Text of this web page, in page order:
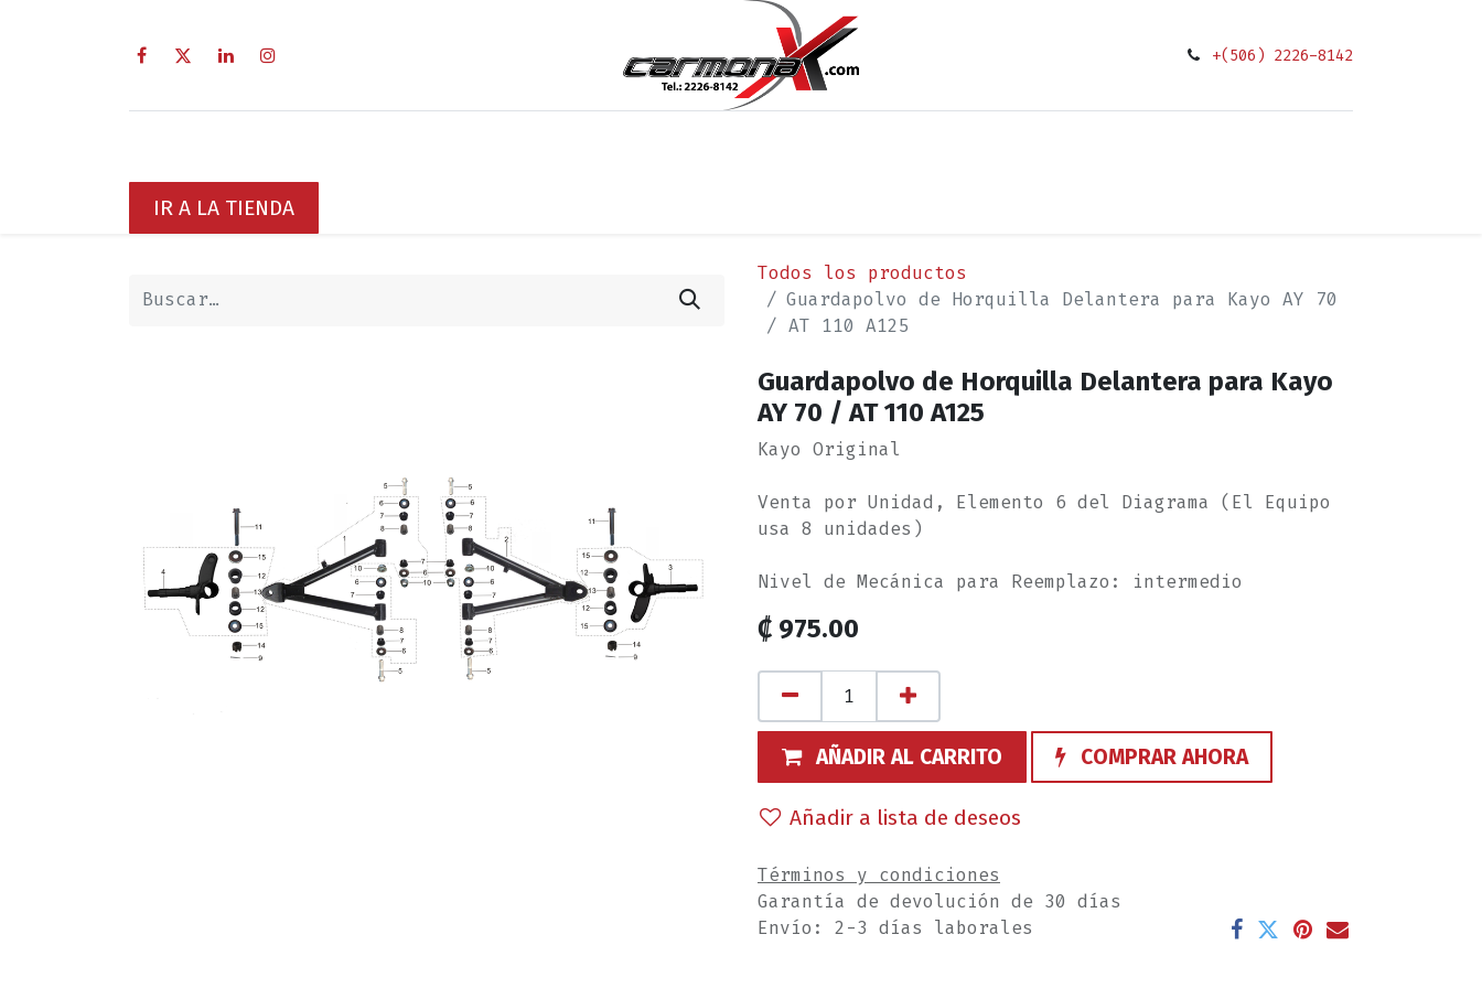
+(506) 2226-8142
IR A LA TIENDA
Todos los productos
Guardapolvo de Horquilla Delantera para Kayo AY 70
/ AT 110 A125
Guardapolvo de Horquilla Delantera para Kayo
AY 70 / AT 110 A125
Kayo Original
Venta por Unidad, Elemento 6 del Diagrama (El Equipo
usa 8 unidades)
Nivel de Mecánica para Reemplazo: intermedio
₡ 975.00
AÑADIR AL CARRITO COMPRAR AHORA
Añadir a lista de deseos
Términos y condiciones
Garantía de devolución de 30 días
Envío: 2-3 días laborales